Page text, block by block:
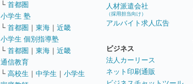
└ 首都圏
小学生 塾
└ 首都圏 ｜ 東海 ｜ 近畿
小学生 個別指導塾
└ 首都圏 ｜ 東海 ｜ 近畿
通信教育
└ 高校生 ｜ 中学生 ｜ 小学生
人材派遣会社
（採用担当向け）
アルバイト求人広告
ビジネス
法人カーリース
ネット印刷通販